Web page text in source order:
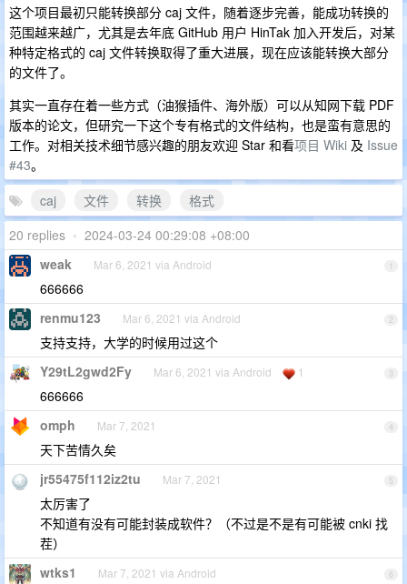
这个项目最初只能转换部分 caj 文件，随着逐步完善，能成功转换的
范围越来越广，尤其是去年底 GitHub 用户 HinTak 加入开发后，对某
种特定格式的 caj 文件转换取得了重大进展，现在应该能转换大部分
的文件了。
其实一直存在着一些方式（油猴插件、海外版）可以从知网下载 PDF
版本的论文，但研究一下这个专有格式的文件结构，也是蛮有意思的
工作。对相关技术细节感兴趣的朋友欢迎 Star 和看项目 Wiki 及 Issue
#43。
caj
文件 转换
格式
20 replies • 2024-03-24 00:29:08 +08:00
1
weak Mar 6, 2021 via Android
666666
2
renmu123 Mar 6, 2021 via Android
支持支持，大学的时候用过这个
3
Y29tL2gwd2Fy Mar 6, 2021 via Android 1
666666
4
omph Mar 7, 2021
天下苦情久矣
5
jr55475f112iz2tu Mar 7, 2021
太厉害了
不知道有没有可能封装成软件？（不过是不是有可能被 cnki 找
茬）
6
wtks1 Mar 7, 2021 via Android